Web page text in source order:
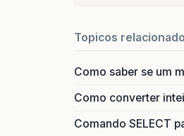
Topicos
Como saber se um
Como converter
Comando SELECT